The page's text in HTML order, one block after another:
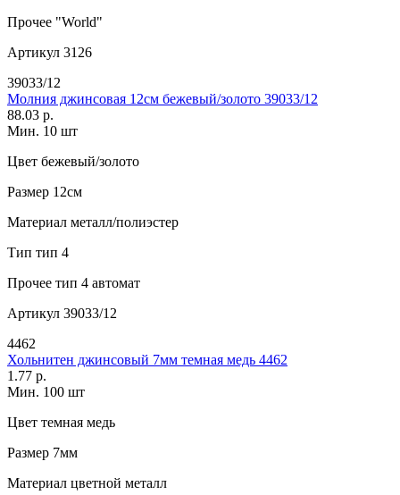
Прочее "World"
Артикул 3126
39033/12
Молния джинсовая 12см бежевый/золото 39033/12
88.03 р.
Мин. 10 шт
Цвет бежевый/золото
Размер 12см
Материал металл/полиэстер
Тип тип 4
Прочее тип 4 автомат
Артикул 39033/12
4462
Хольнитен джинсовый 7мм темная медь 4462
1.77 р.
Мин. 100 шт
Цвет темная медь
Размер 7мм
Материал цветной металл